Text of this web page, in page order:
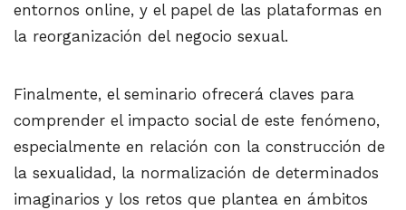
entornos online, y el papel de las plataformas en
la reorganización del negocio sexual.
Finalmente, el seminario ofrecerá claves para
comprender el impacto social de este fenómeno,
especialmente en relación con la construcción de
la sexualidad, la normalización de determinados
imaginarios y los retos que plantea en ámbitos